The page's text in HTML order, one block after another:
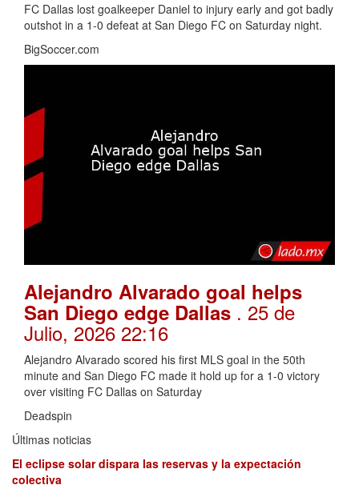
FC Dallas lost goalkeeper Daniel to injury early and got badly
outshot in a 1-0 defeat at San Diego FC on Saturday night.
BigSoccer.com
Alejandro Alvarado goal helps
San Diego edge Dallas . 25 de
Julio, 2026 22:16
Alejandro Alvarado scored his first MLS goal in the 50th
minute and San Diego FC made it hold up for a 1-0 victory
over visiting FC Dallas on Saturday
Deadspin
Últimas noticias
El eclipse solar dispara las reservas y la expectación
colectiva